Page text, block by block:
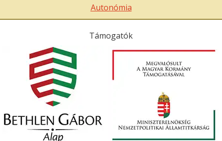
Autonómia
Támogatók